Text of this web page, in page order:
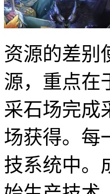
资源的差别
源，重点在
采石场完成
场获得。每
技系统中。